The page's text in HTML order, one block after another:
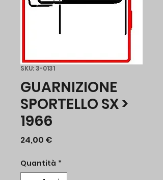
SKU: 3-0131
GUARNIZIONE
SPORTELLO SX >
1966
24,00 €
Quantità *